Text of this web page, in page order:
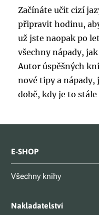
Začínáte učit cizí
připravit hodinu,
už jste naopak po
všechny nápady,
Autor úspěšných
nové tipy a
době, kdy je to stále
E-SHOP
Všechny knihy
Nakladatelství